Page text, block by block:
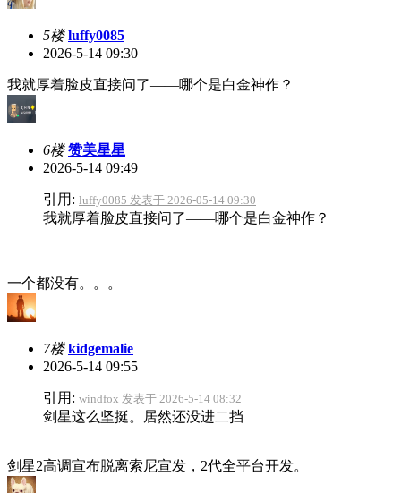
5楼 luffy0085
2026-5-14 09:30
我就厚着脸皮直接问了——哪个是白金神作？
6楼 赞美星星
2026-5-14 09:49
引用: luffy0085 发表于 2026-05-14 09:30
我就厚着脸皮直接问了——哪个是白金神作？
一个都没有。。。
7楼 kidgemalie
2026-5-14 09:55
引用: windfox 发表于 2026-5-14 08:32
剑星这么坚挺。居然还没进二挡
剑星2高调宣布脱离索尼宣发，2代全平台开发。